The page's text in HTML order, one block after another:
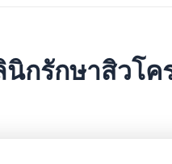
นิกรักษาสิวโค